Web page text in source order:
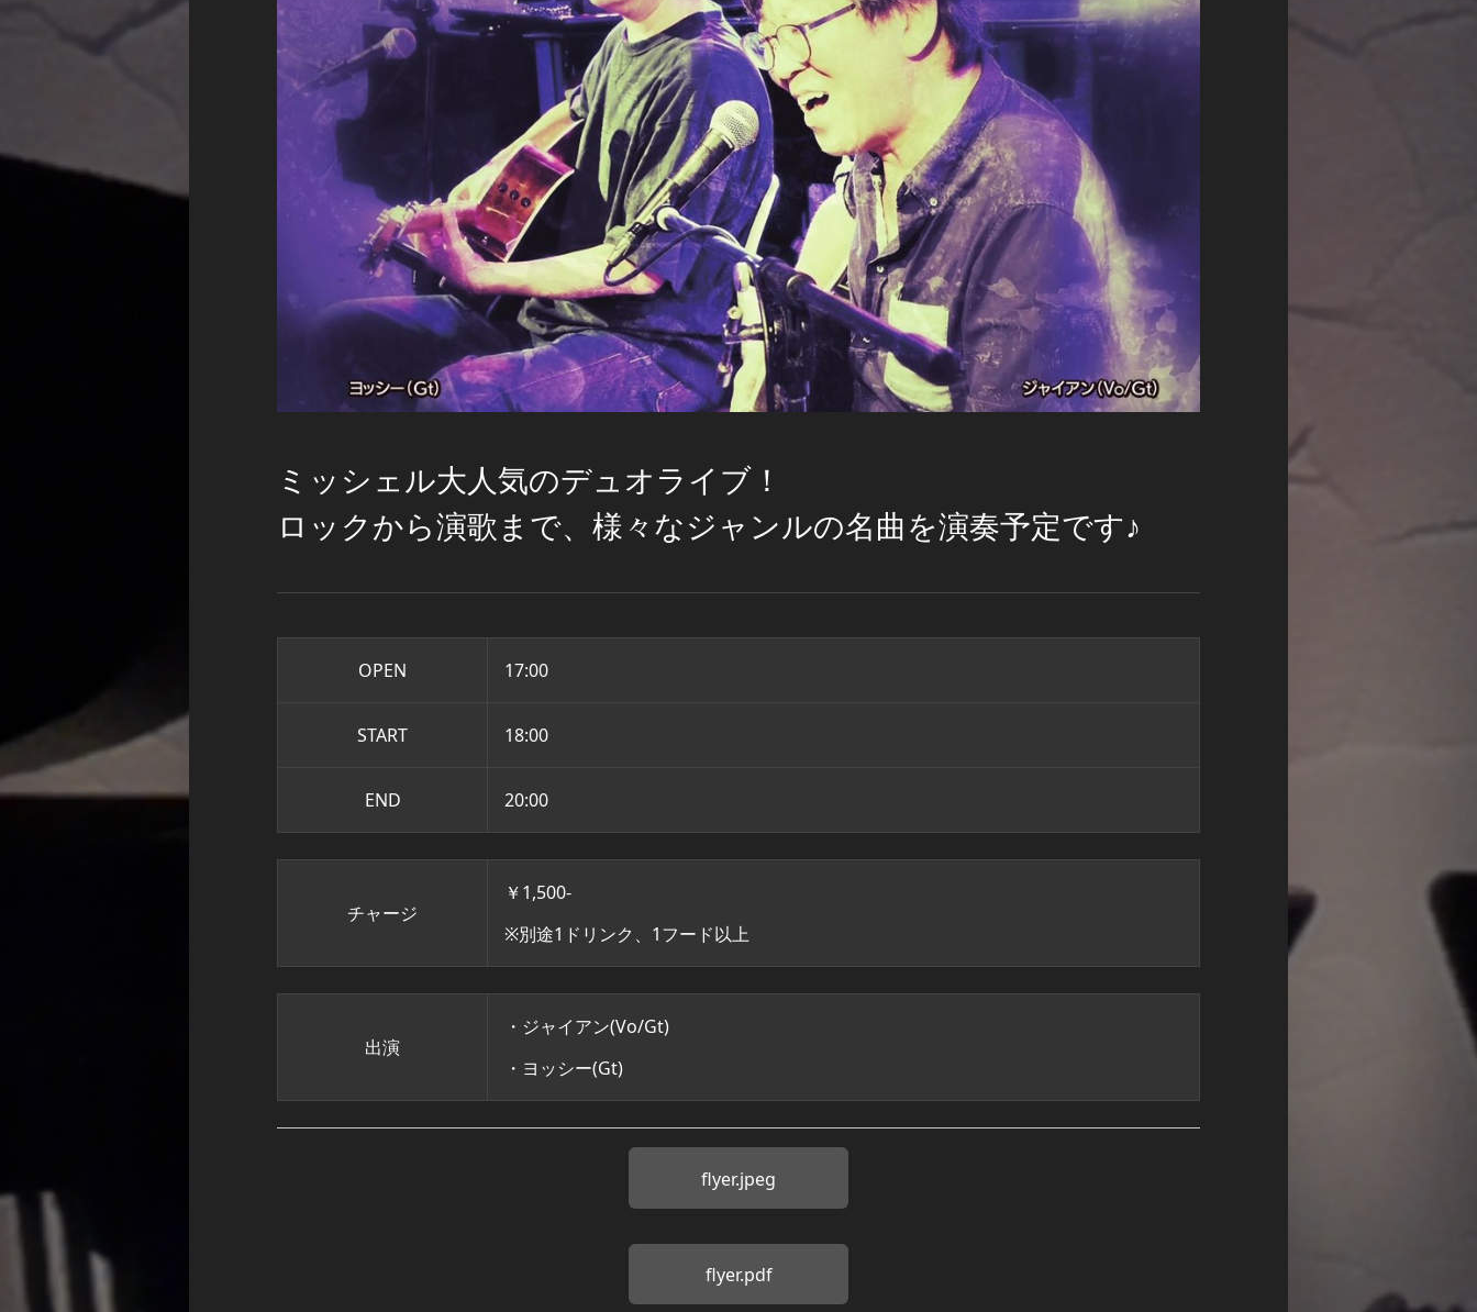
ミッシェル大人気のデュオライブ！
ロックから演歌まで、様々なジャンルの名曲を演奏予定です♪
OPEN 17:00
START 18:00
END 20:00
チャージ
￥1,500-
※別途1ドリンク、1フード以上
出演
・ジャイアン(Vo/Gt)
・ヨッシー(Gt)
flyer.jpeg
flyer.pdf